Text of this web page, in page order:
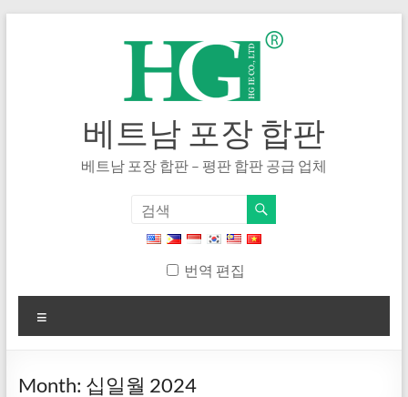
베트남 포장 합판
베트남 포장 합판 – 평판 합판 공급 업체
번역 편집
뉴
Month: 십일월 2024